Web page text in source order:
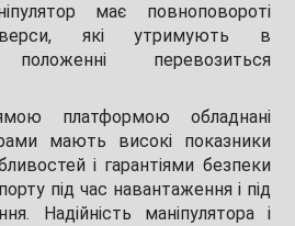
має повноповороті
які утримують в
положенні перевозиться
платформою обладнані
мають високі показники
і гарантіями безпеки
під час навантаження і під
Надійність маніпулятора і